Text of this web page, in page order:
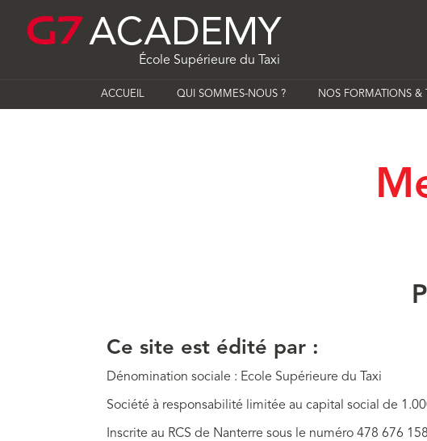
École Supérieure du Taxi
ACCUEIL QUI SOMMES-NOUS ? NOS FORMATIONS &
Ce site est édité par :
Dénomination sociale : Ecole Supérieure du Taxi
Société à responsabilité limitée au capital social de
Inscrite au RCS de Nanterre sous le numéro 478 676 158